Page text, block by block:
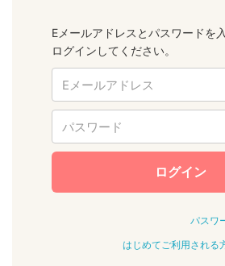
Eメールアドレスとパスワードを
ログインしてください。
ログイン
パスワ
はじめてご利用される